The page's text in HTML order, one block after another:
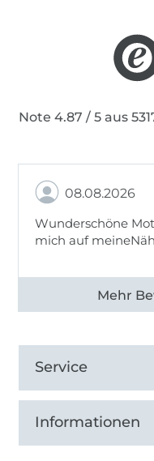
Note 4.87 / 5 aus
08.08.2026
Wunderschöne
mich auf
Alle 82990
Service
Informationen